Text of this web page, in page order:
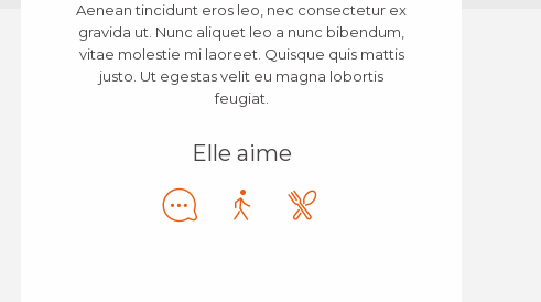
Aenean tincidunt eros leo, nec consectetur ex
gravida ut. Nunc aliquet leo a nunc bibendum,
vitae molestie mi laoreet. Quisque quis mattis
justo. Ut egestas velit eu magna lobortis
feugiat.
Elle aime